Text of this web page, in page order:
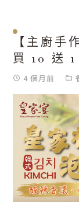
【主廚手
買 10 送
access_time 4 個月前 folder_open